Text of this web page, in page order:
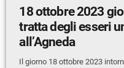
18 ottobre 2023
tratta degli esseri
all’Agneda
Il giorno 18 ottobre 2023